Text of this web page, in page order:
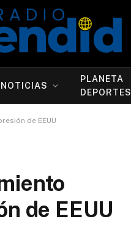
NOTICIAS
PLANETA
DEPORTES
de EEUU
de EEUU